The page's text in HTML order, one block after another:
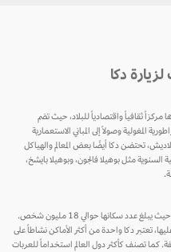
دكا
ثقافياً واقتصادياً للبلاد، حيث تضم
وصولاً إلى المباني الاستعمارية
تحتضن دكا أيضًا بعض المعالم والهياكل
مثل بوهيلا فالجون، وبوهيلا بايشخ،
ودكا هي مدينة مزدهر، نابضة بالحياة ومكتظة بالسكان، حيث يبلغ عدد سكانها حوالي 18 مليون شخص.
تعتبر دكا واحدة من أكثر الأماكن نشاطاً على
تصنف كأكثر دول العالم استخداماً للعربات